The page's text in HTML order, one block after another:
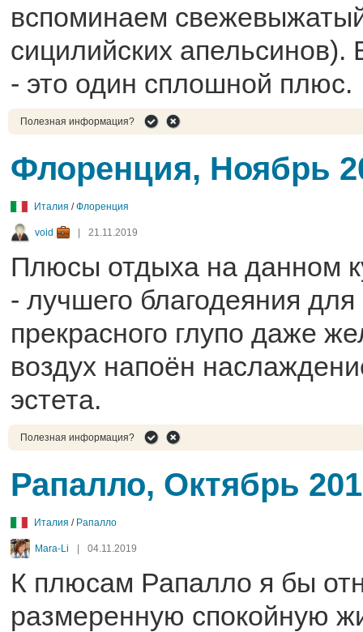
вспоминаем
сицилийских
- это один сплошной плюс.
Полезная информация?
Флоренция, Ноябрь
Италия /Флоренция
void 21.11.2019
Плюсы отдыха на данном
- лучшего благодеяния для
прекрасного глупо даже
воздух напоён
эстета.
Полезная информация?
Рапалло, Октябрь
Италия / Рапалло
Mara-Li 04.11.2019
К плюсам Рапалло я бы
размеренную спокойную